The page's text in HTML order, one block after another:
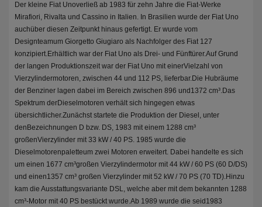
Der kleine Fiat Unoverließ ab 1983 für zehn Jahre die Fiat-Werke
Mirafiori, Rivalta und Cassino in Italien. In Brasilien wurde der Fiat Uno
auchüber diesen Zeitpunkt hinaus gefertigt. Er wurde vom
Designteamum Giorgetto Giugiaro als Nachfolger des Fiat 127
konzipiert.Erhältlich war der Fiat Uno als Drei- und Fünftürer.Auf Grund
der langen Produktionszeit war der Fiat Uno mit einerVielzahl von
Vierzylindermotoren, zwischen 44 und 112 PS, lieferbar.Die Hubräume
der Benziner lagen dabei im Bereich zwischen 896 und1372 cm³.Das
Spektrum derDieselmotoren verhält sich hingegen etwas
übersichtlicher.Zunächst startete die Produktion der Diesel, unter
denBezeichnungen D bzw. DS, 1983 mit einem 1288 cm³
großenVierzylinder mit 33 kW / 40 PS. 1985 wurde die
Dieselmotorenpaletteum zwei Motoren erweitert. Dabei handelte es sich
um einen 1677 cm³großen Vierzylindermotor mit 44 kW / 60 PS (60 D/DS)
und einen1357 cm³ großen Vierzylinder mit 52 kW / 70 PS (70 TD).Hinzu
kam die Ausstattungsvariante DSL, welche aber mit dem bekannten 1288
cm³-Motor mit 40 PS bestückt wurde.Ab 1989 wurde die seid1983